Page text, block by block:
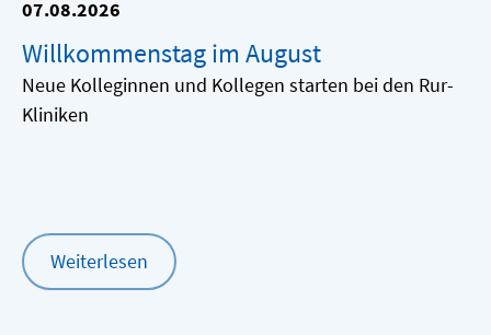
07.08.2026
Willkommenstag im August
Neue Kolleginnen und Kollegen starten bei den Rur-
Kliniken
Weiterlesen